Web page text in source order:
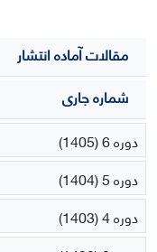
مقالات آماده انتشار
شماره جاری
دوره 6 (1405)
دوره 5 (1404)
دوره 4 (1403)